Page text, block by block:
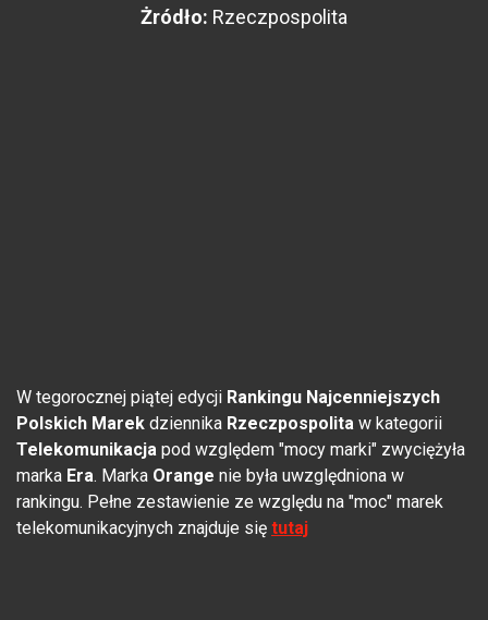
Żródło: Rzeczpospolita
W tegorocznej piątej edycji Rankingu Najcenniejszych
Polskich Marek dziennika Rzeczpospolita w kategorii
Telekomunikacja pod względem "mocy marki" zwyciężyła
marka Era. Marka Orange nie była uwzględniona w
rankingu. Pełne zestawienie ze względu na "moc" marek
telekomunikacyjnych znajduje się tutaj